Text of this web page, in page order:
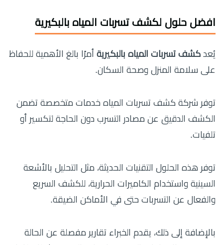
افضل حلول لكشف تسربات المياه بالبكيرية
يُعد كشف تسربات المياه بالبكيرية أمرًا بالغ الأهمية للحفاظ
على سلامة المنزل وصحة السكان.
توفر شركة كشف تسربات المياه خدمات متخصصة تضمن
الكشف الدقيق عن مصادر التسرب دون الحاجة لتكسير أو
تلفيات.
توفر هذه الحلول التقنيات الحديثة، مثل التحليل بالأشعة
السينية واستخدام الكاميرات الحرارية، للكشف السريع
والفعال عن التسربات حتى في الأماكن الضيقة.
بالإضافة إلى ذلك، يقدم الخبراء تقارير مفصلة عن الحالة